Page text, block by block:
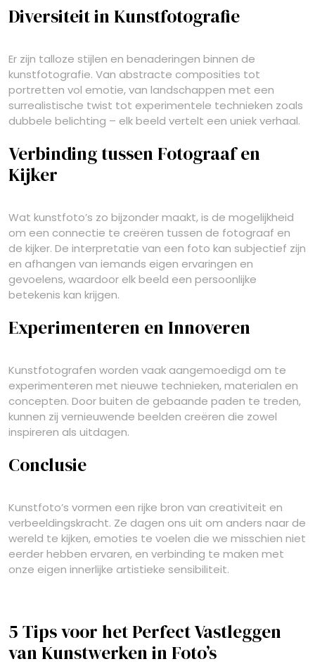
Diversiteit in Kunstfotografie
Er zijn talloze stijlen en benaderingen binnen de
kunstfotografie. Van abstracte composities tot
portretten vol emotie, van landschappen met een
surrealistische twist tot experimentele technieken zoals
dubbele belichting – elk beeld vertelt een uniek verhaal.
Verbinding tussen Fotograaf en
Kijker
Wat kunstfoto’s zo bijzonder maakt, is de mogelijkheid
om een connectie te creëren tussen de fotograaf en
de kijker. De interpretatie van een foto kan subjectief zijn
en afhangen van iemands eigen ervaringen en
gevoelens, waardoor elk beeld een persoonlijke
betekenis kan krijgen.
Experimenteren en Innoveren
Kunstfotografen worden vaak aangemoedigd om te
experimenteren met nieuwe technieken, materialen en
concepten. Door buiten de gebaande paden te treden,
kunnen zij vernieuwende beelden creëren die zowel
inspireren als uitdagen.
Conclusie
Kunstfoto’s vormen een rijke bron van creativiteit en
verbeeldingskracht. Ze dagen ons uit om anders naar de
wereld te kijken, emoties te voelen die we misschien niet
eerder hebben ervaren, en verbinding te maken met
onze eigen innerlijke artistieke sensibiliteit.
5 Tips voor het Perfect Vastleggen
van Kunstwerken in Foto’s